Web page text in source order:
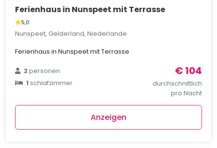
Ferienhaus in Nunspeet mit Terrasse
5,0
Nunspeet, Gelderland, Niederlande
Ferienhaus in Nunspeet mit Terrasse
2personen
1schlafzimmer
€ 104
durchschnittlich
pro Nacht
Anzeigen